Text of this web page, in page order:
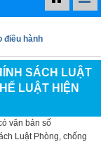
điều hành
SÁCH LUẬT
LUẬT HIỆN
văn bản số
Luật Phòng, chống